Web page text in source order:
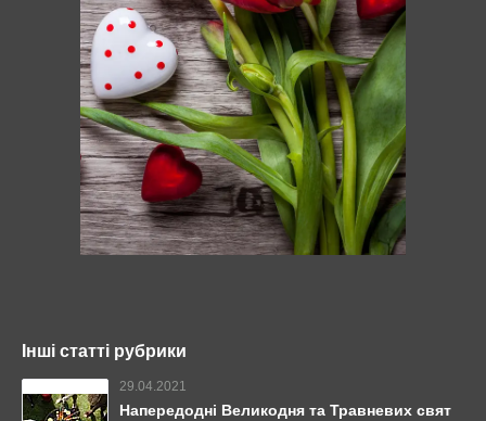
Інші статті рубрики
29.04.2021
Напередодні Великодня та Травневих свят